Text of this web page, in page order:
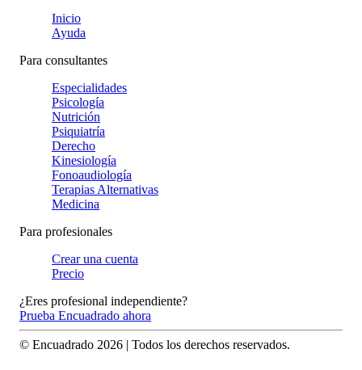
Inicio
Ayuda
Para consultantes
Especialidades
Psicología
Nutrición
Psiquiatría
Derecho
Kinesiología
Fonoaudiología
Terapias Alternativas
Medicina
Para profesionales
Crear una cuenta
Precio
¿Eres profesional independiente?
Prueba Encuadrado ahora
© Encuadrado 2026 | Todos los derechos reservados.